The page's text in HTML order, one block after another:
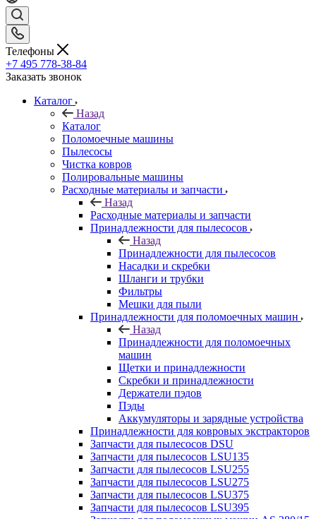
Телефоны
+7 495 778-38-84
Заказать звонок
Каталог
Назад
Каталог
Поломоечные машины
Пылесосы
Чистка ковров
Полировальные машины
Расходные материалы и запчасти
Назад
Расходные материалы и запчасти
Принадлежности для пылесосов
Назад
Принадлежности для пылесосов
Насадки и скребки
Шланги и трубки
Фильтры
Мешки для пыли
Принадлежности для поломоечных машин
Назад
Принадлежности для поломоечных
машин
Щетки и принадлежности
Скребки и принадлежности
Держатели пэдов
Пэды
Аккумуляторы и зарядные устройства
Принадлежности для ковровых экстракторов
Запчасти для пылесосов DSU
Запчасти для пылесосов LSU135
Запчасти для пылесосов LSU255
Запчасти для пылесосов LSU275
Запчасти для пылесосов LSU375
Запчасти для пылесосов LSU395